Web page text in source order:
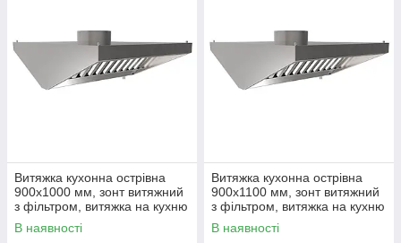
Витяжка кухонна острівна
900х1000 мм, зонт витяжний
з фільтром, витяжка на кухню
з жирозбирачем, витяжна
вентиляція на кухню
В наявності
Витяжка кухонна острівна
900х1100 мм, зонт витяжний
з фільтром, витяжка на кухню
з жирозбирачем, витяжна
вентиляція на кухню
В наявності